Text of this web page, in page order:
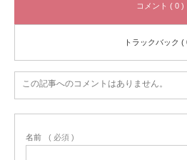
コメント ( 0 )
トラックバック (
この記事へのコメントはありません。
名前 ( 必須 )